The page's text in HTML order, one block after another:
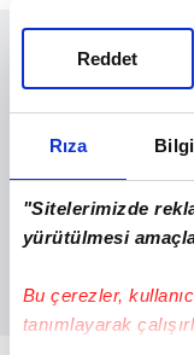
Rıza
"Sitelerimizde
yürütülmesi
Bu çerezler,
tanımlayarak
Reddet